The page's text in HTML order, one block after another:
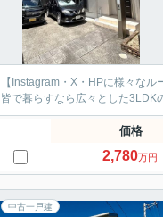
【Instagram・X・HPに様々な
皆で暮らすなら広々とした3LDK
価格
2,780万円
中古一戸建